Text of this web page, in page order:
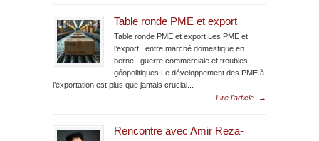
Table ronde PME et export
Table ronde PME et export Les PME et
l’export : entre marché domestique en
berne, guerre commerciale et troubles
géopolitiques Le développement des PME à
l’exportation est plus que jamais crucial...
Lire l'article
→
Rencontre avec Amir Reza-